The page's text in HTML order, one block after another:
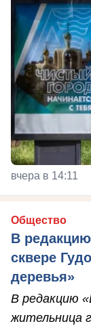
вчера в 14:11
Общество
В
сквере
деревья»
В редакцию
жительница